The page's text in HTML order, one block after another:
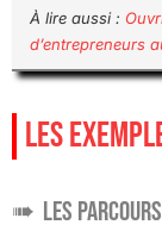
À lire aussi :
d’entrepreneurs
LES
Les